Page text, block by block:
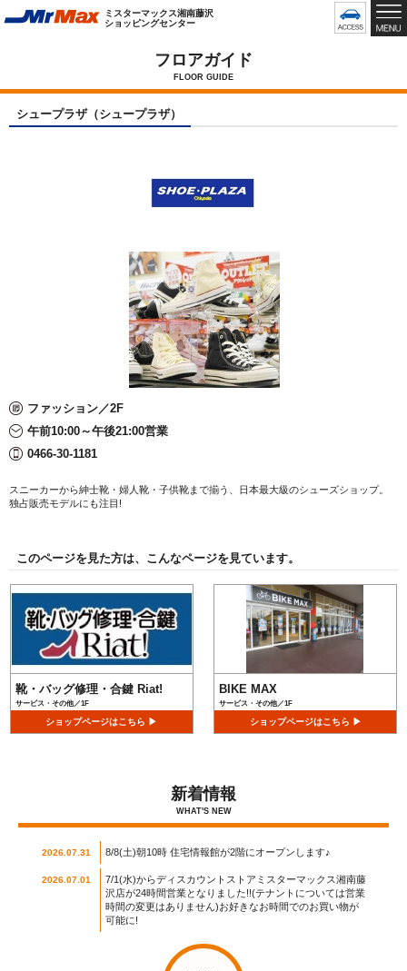
ミスターマックス湘南藤沢
ショッピングセンター
ロ
メ
ュ
フロアガイド
FLOOR GUIDE
シュープラザ（シュープラザ）
ファッション／2F
午前10:00～午後21:00営業
0466-30-1181
スニーカーから紳士靴・婦人靴・子供靴まで揃う、日本最大級のシューズショップ。
独占販売モデルにも注目!
このページを見た方は、こんなページを見ています。
靴・バッグ修理・合鍵 Riat!
サービス・その他／1F
ショップページはこちら ▶
BIKE MAX
サービス・その他／1F
ショップページはこちら ▶
新着情報
WHAT'S NEW
2026.07.31 8/8(土)朝10時 住宅情報館が2階にオープンします♪
2026.07.01
7/1(水)からディスカウントストアミスターマックス湘南藤
沢店が24時間営業となりました!!(テナントについては営業
時間の変更はありません)お好きなお時間でのお買い物が
可能に!